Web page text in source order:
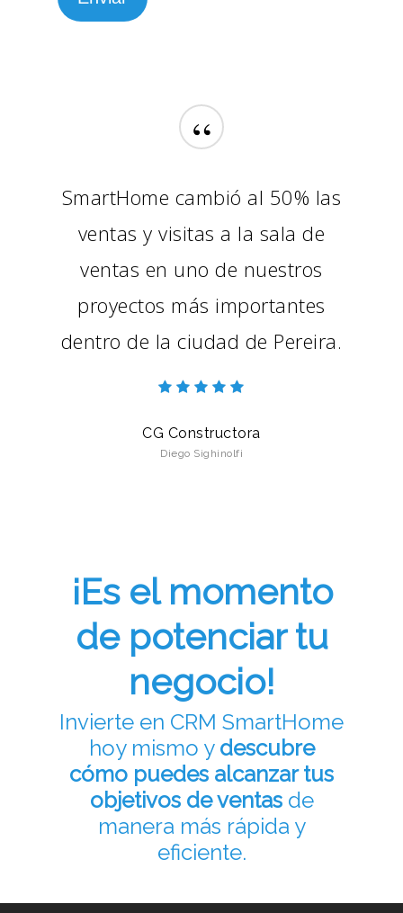
“
SmartHome cambió al 50% las
ventas y visitas a la sala de
ventas en uno de nuestros
proyectos más importantes
dentro de la ciudad de Pereira.
CG Constructora
Diego Sighinolfi
¡Es el momento
de potenciar tu
negocio!
Invierte en CRM SmartHome
hoy mismo y descubre
cómo puedes alcanzar tus
objetivos de ventasde
manera más rápida y
eficiente.